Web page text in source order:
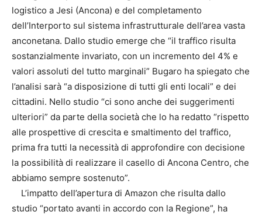
logistico a Jesi (Ancona) e del completamento
dell’Interporto sul sistema infrastrutturale dell’area vasta
anconetana. Dallo studio emerge che “il traffico risulta
sostanzialmente invariato, con un incremento del 4% e
valori assoluti del tutto marginali” Bugaro ha spiegato che
l’analisi sarà “a disposizione di tutti gli enti locali” e dei
cittadini. Nello studio “ci sono anche dei suggerimenti
ulteriori” da parte della società che lo ha redatto “rispetto
alle prospettive di crescita e smaltimento del traffico,
prima fra tutti la necessità di approfondire con decisione
la possibilità di realizzare il casello di Ancona Centro, che
abbiamo sempre sostenuto”.
L’impatto dell’apertura di Amazon che risulta dallo
studio “portato avanti in accordo con la Regione”, ha